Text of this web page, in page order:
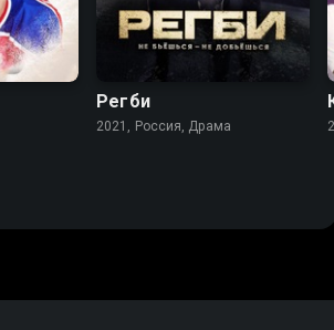
8.3 7.7
Регби
2021, Россия, Драма